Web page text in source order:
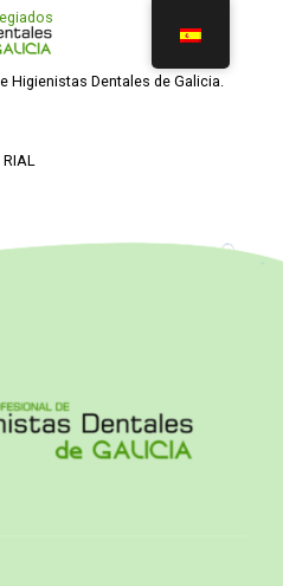
Higienistas Dentales de Galicia.